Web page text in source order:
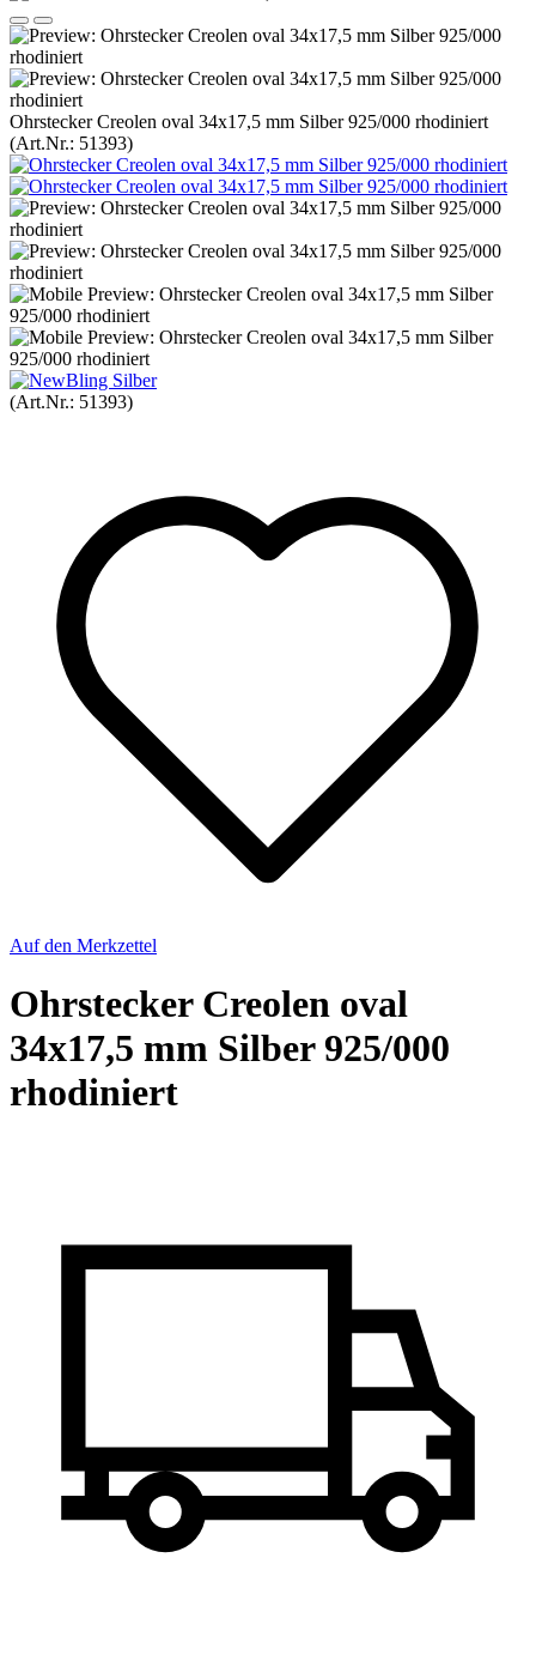
Ohrstecker Creolen oval 34x17,5 mm Silber 925/000 rhodiniert
(Art.Nr.: 51393)
(Art.Nr.: 51393)
Auf den Merkzettel
Ohrstecker Creolen oval
34x17,5 mm Silber 925/000
rhodiniert